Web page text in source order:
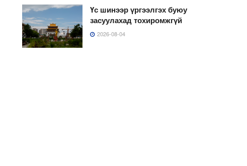
Үс шинээр үргээлгэх буюу
засуулахад тохиромжгүй
2026-08-04